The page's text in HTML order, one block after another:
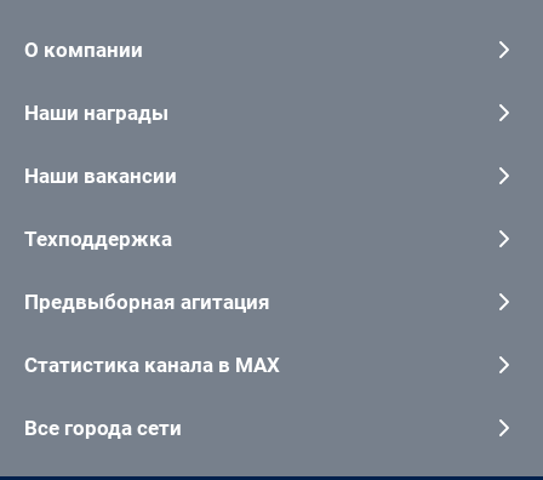
О компании
Наши награды
Наши вакансии
Техподдержка
Предвыборная агитация
Статистика канала в MAX
Все города сети